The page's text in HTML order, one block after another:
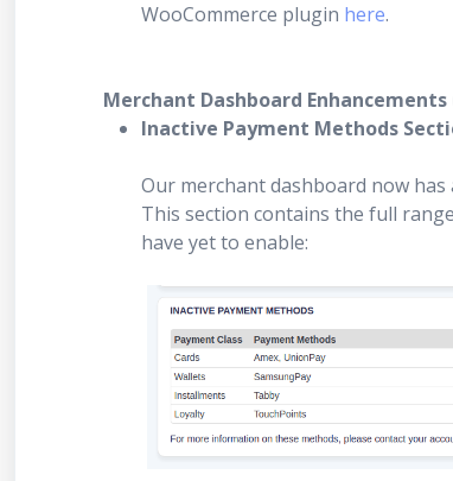
WooCommerce plugin here.
Merchant Dashboard Enhancements
Inactive Payment Methods
Our merchant dashboard now has
This section contains the full
have yet to enable: